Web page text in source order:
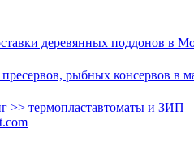
деревянных поддонов в
рыбных консервов в
>> термопластавтоматы и ЗИП